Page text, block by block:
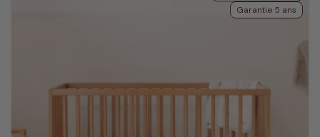
Garantie 5 ans